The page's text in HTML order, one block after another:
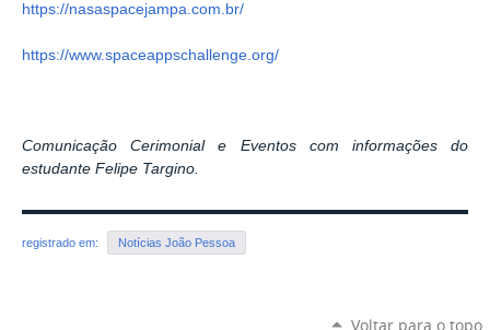
https://nasaspacejampa.com.br/
https://www.spaceappschallenge.org/
Comunicação Cerimonial e Eventos com informações do
estudante Felipe Targino.
registrado em: Notícias João Pessoa
Voltar para o topo